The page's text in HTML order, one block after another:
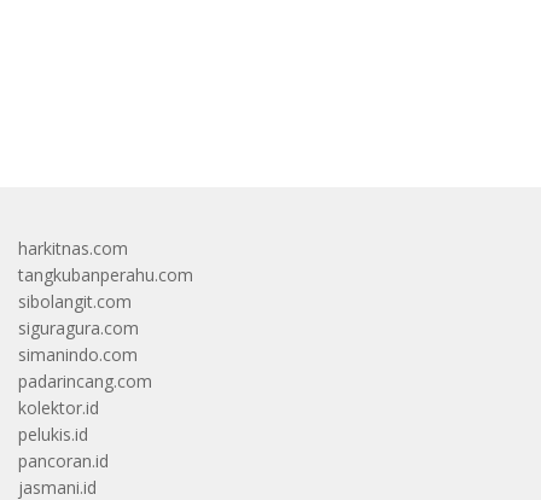
harkitnas.com
tangkubanperahu.com
sibolangit.com
siguragura.com
simanindo.com
padarincang.com
kolektor.id
pelukis.id
pancoran.id
jasmani.id